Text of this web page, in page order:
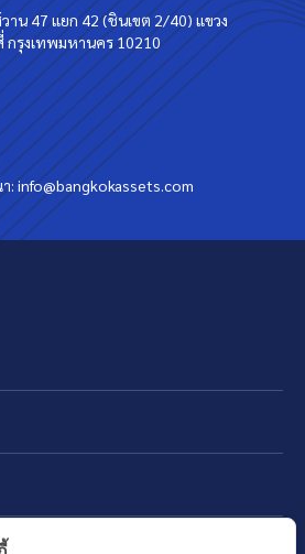
าน 47 แยก 42 (ชินเขต 2/40) แขวง
กรุงเทพมหานคร 10210
:info@bangkokassets.com